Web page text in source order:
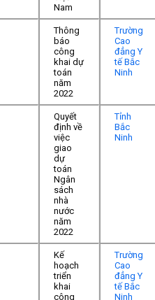
Nam
Thông
báo
công
khai dự
toán
năm
2022
Trường
Cao
đẳng Y
tế Bắc
Ninh
Quyết
định về
việc
giao
dự
toán
Ngân
sách
nhà
nước
năm
2022
Tỉnh
Bắc
Ninh
Kế
hoạch
triển
khai
công
Trường
Cao
đẳng Y
tế Bắc
Ninh